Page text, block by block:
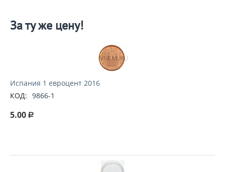
За ту же цену!
Испания 1 евроцент 2016
КОД: 9866-1
5.00 Р